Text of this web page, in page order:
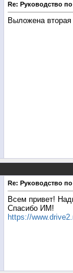
Re: Руководство
Выложена вторая
Re: Руководство
Всем привет!
Спасибо ИМ!
https://